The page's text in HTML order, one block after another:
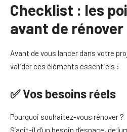
Checklist : les
avant de rénover
Avant de vous lancer dans votre
valider ces éléments essentiels :
✅ Vos besoins réels
Pourquoi souhaitez-vous rénover ?
S’agit-il d’un besoin d’espace, de